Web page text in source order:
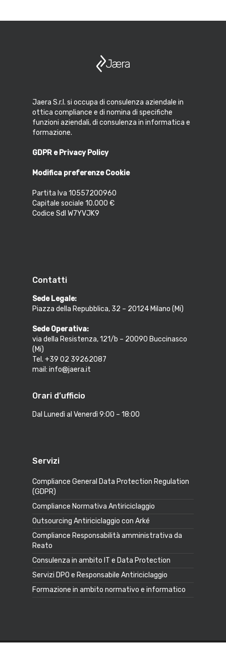
Jaera S.r.l. si occupa di consulenza aziendale in
ottica compliance e di nomina di specifiche
funzioni aziendali, di consulenza in informatica e
formazione.
GDPR e Privacy Policy
Modifica preferenze Cookie
Partita Iva 10557200960
Capitale sociale 10.000 €
Codice SdI W7YVJK9
Contatti
Sede Legale:
Piazza della Repubblica, 32 – 20124 Milano (Mi)
Sede Operativa:
via della Resistenza, 121/b – 20090 Buccinasco
(Mi)
Tel. +39 02 39262087
mail: info@jaera.it
Orari d’ufficio
Dal Lunedì al Venerdì 9:00 – 18:00
Servizi
Compliance General Data Protection Regulation
(GDPR)
Compliance Normativa Antiriciclaggio
Outsourcing Antiriciclaggio con Arké
Compliance Responsabilità amministrativa da
Reato
Consulenza in ambito IT e Data Protection
Servizi DPO e Responsabile Antiriciclaggio
Formazione in ambito normativo e informatico